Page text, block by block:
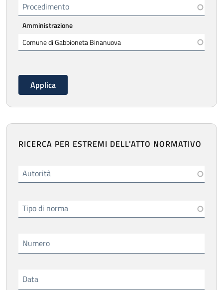
Procedimento
Amministrazione
RICERCA PER ESTREMI DELL'ATTO NORMATIVO
Autorità
Tipo di norma
Numero
Data